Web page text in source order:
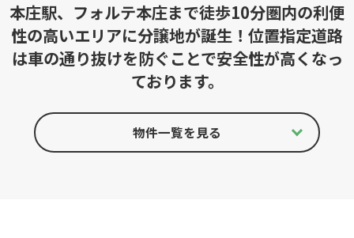
本庄駅、フォルテ本庄まで徒歩10分圏内の利便
性の高いエリアに分譲地が誕生！位置指定道路
は車の通り抜けを防ぐことで安全性が高くなっ
ております。
物件一覧を見る